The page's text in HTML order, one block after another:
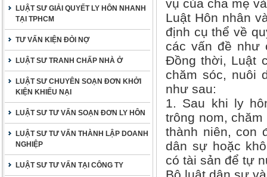
LUẬT SƯ GIẢI QUYẾT LY HÔN NHANH
TẠI TPHCM
TƯ VẤN KIỆN ĐÒI NỢ
LUẬT SƯ TRANH CHẤP NHÀ Ở
LUẬT SƯ CHUYÊN SOẠN ĐƠN KHỞI
KIỆN KHIẾU NẠI
LUẬT SƯ TƯ VẤN SOẠN ĐƠN LY HÔN
LUẬT SƯ TƯ VẤN THÀNH LẬP DOANH
NGHIỆP
LUẬT SƯ TƯ VẤN TẠI CÔNG TY
vụ của cha mẹ
Luật Hôn nhân
định cụ thể về
các vấn đề như
Đồng thời, Luật
chăm sóc, nuôi
như sau:
1. Sau khi ly
trông nom,
thành niên, con
dân sự hoặc
có tài sản để tự